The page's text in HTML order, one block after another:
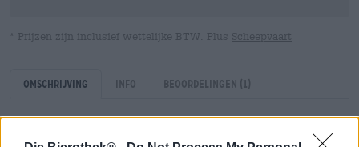
* Prijzen zijn inclusief wettelijke BTW. Plus Scheepvaart
Omschrijving Info Beoordelingen (1)
Het assortiment bierglazen bestond na lange tijd